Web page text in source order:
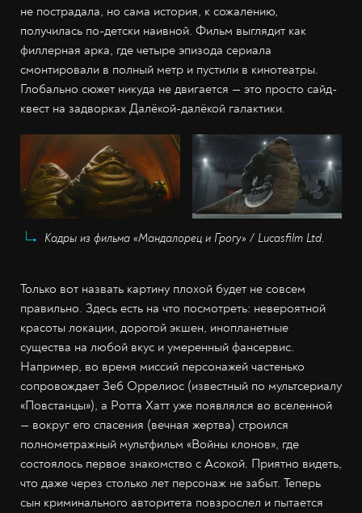
не пострадала, но сама история, к сожалению,
получилась по-детски наивной. Фильм выглядит как
филлерная арка, где четыре эпизода сериала
смонтировали в полный метр и пустили в кинотеатры.
Глобально сюжет никуда не двигается — это просто сайд-
квест на задворках Далёкой-далёкой галактики.
Кадры из фильма «Мандалорец и Грогу» / Lucasfilm Ltd.
Только вот назвать картину плохой будет не совсем
правильно. Здесь есть на что посмотреть: невероятной
красоты локации, дорогой экшен, инопланетные
существа на любой вкус и умеренный фансервис.
Например, во время миссий персонажей частенько
сопровождает Зеб Оррелиос (известный по мультсериалу
«Повстанцы»), а Ротта Хатт уже появлялся во вселенной
— вокруг его спасения (вечная жертва) строился
полнометражный мультфильм «Войны клонов», где
состоялось первое знакомство с Асокой. Приятно видеть,
что даже через столько лет персонаж не забыт. Теперь
сын криминального авторитета повзрослел и пытается